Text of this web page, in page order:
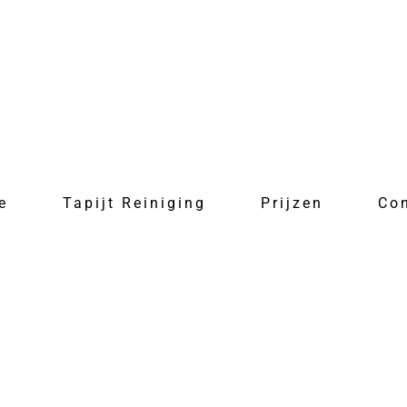
Tapijt Reiniging Prijzen